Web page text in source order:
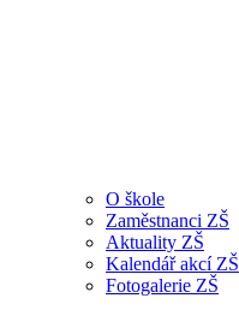
O škole
Zaměstnanci ZŠ
Aktuality ZŠ
Kalendář akcí ZŠ
Fotogalerie ZŠ